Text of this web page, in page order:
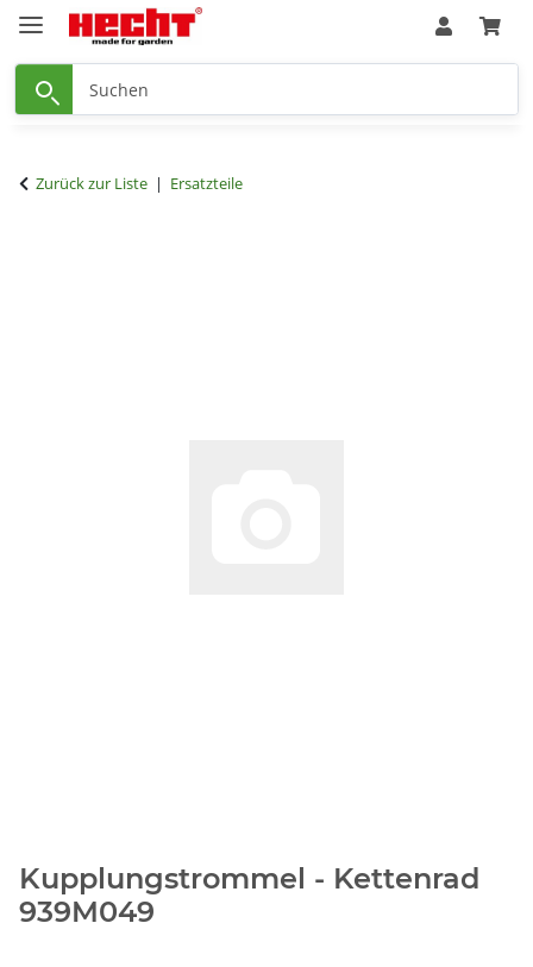
Zurück zur Liste Ersatzteile
Kupplungstrommel - Kettenrad
939M049